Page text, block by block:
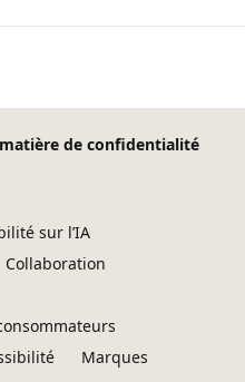
de confidentialité
sur l’IA
Collaboration
Marques